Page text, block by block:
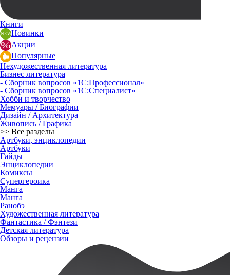
Книги
Новинки
Акции
Популярные
Нехудожественная литература
Бизнес литература
- Сборник вопросов «1С:Профессионал»
- Сборник вопросов «1С:Специалист»
Хобби и творчество
Мемуары / Биографии
Дизайн / Архитектура
Живопись / Графика
>> Все разделы
Артбуки, энциклопедии
Артбуки
Гайды
Энциклопедии
Комиксы
Супергероика
Манга
Манга
Ранобэ
Художественная литература
Фантастика / Фэнтези
Детская литература
Обзоры и рецензии